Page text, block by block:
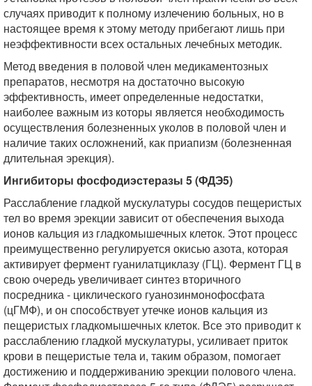
случаях приводит к полному излечению больных, но в
настоящее время к этому методу прибегают лишь при
неэффективности всех остальных лечебных методик.
Метод введения в половой член медикаментозных
препаратов, несмотря на достаточно высокую
эффективность, имеет определенные недостатки,
наиболее важным из которы является необходимость
осуществления болезненных уколов в половой член и
наличие таких осложнений, как приапизм (болезненная
длительная эрекция).
Ингибиторы фосфодиэстеразы 5 (ФДЭ5)
Расслабление гладкой мускулатуры сосудов пещеристых
тел во время эрекции зависит от обеспечения выхода
ионов кальция из гладкомышечных клеток. Этот процесс
преимущественно регулируется окисью азота, которая
активирует фермент гуанилатциклазу (ГЦ). Фермент ГЦ в
свою очередь увеличивает синтез вторичного
посредника - циклического гуанозинмонофосфата
(цГМФ), и он способствует утечке ионов кальция из
пещеристых гладкомышечных клеток. Все это приводит к
расслаблению гладкой мускулатуры, усиливает приток
крови в пещеристые тела и, таким образом, помогает
достижению и поддерживанию эрекции полового члена.